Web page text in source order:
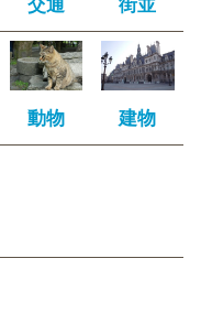
動物 建物